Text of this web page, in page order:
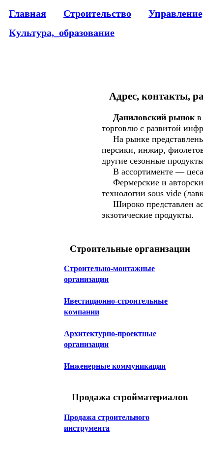
Главная Строительство
Культура,_образование
Адрес, контакты,
Даниловский рынок
торговлю с развитой
На рынке
персики, инжир,
другие сезонные
В ассортименте —
Фермерские и
технологии sous vide
Широко представлен
экзотические продукты.
Строительные организации
Строительно-монтажные
организации
Ивестиционно-строительные
компании
Архитектурно-проектные
организации
Инженерные коммуникации
Продажа стройматериалов
Продажа строительного
инструмента